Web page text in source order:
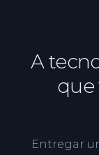
A
que
Entregar